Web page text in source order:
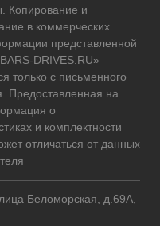
Копирование и
в коммерческих
представленной
DRIVES.RU»
только с письменного
Предоставленная на
о
и комплектности
отличаться от данных
Беломорская, д.69А,